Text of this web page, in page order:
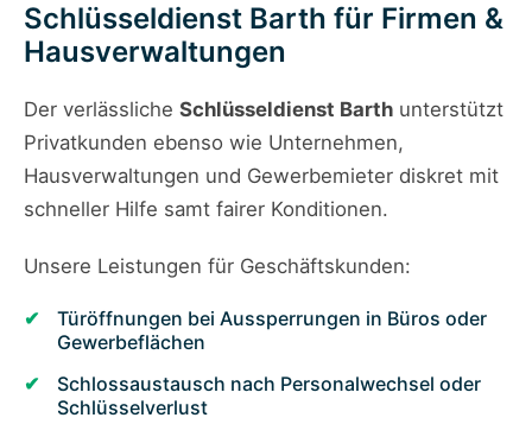
Schlüsseldienst Barth für Firmen &
Hausverwaltungen
Der verlässliche Schlüsseldienst Barth unterstützt
Privatkunden ebenso wie Unternehmen,
Hausverwaltungen und Gewerbemieter diskret mit
schneller Hilfe samt fairer Konditionen.
Unsere Leistungen für Geschäftskunden:
Türöffnungen bei Aussperrungen in Büros oder
Gewerbeflächen
Schlossaustausch nach Personalwechsel oder
Schlüsselverlust